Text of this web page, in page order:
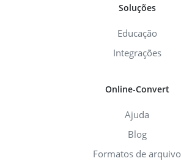
Soluções
Educação
Integrações
Online-Convert
Ajuda
Blog
Formatos de arquivo